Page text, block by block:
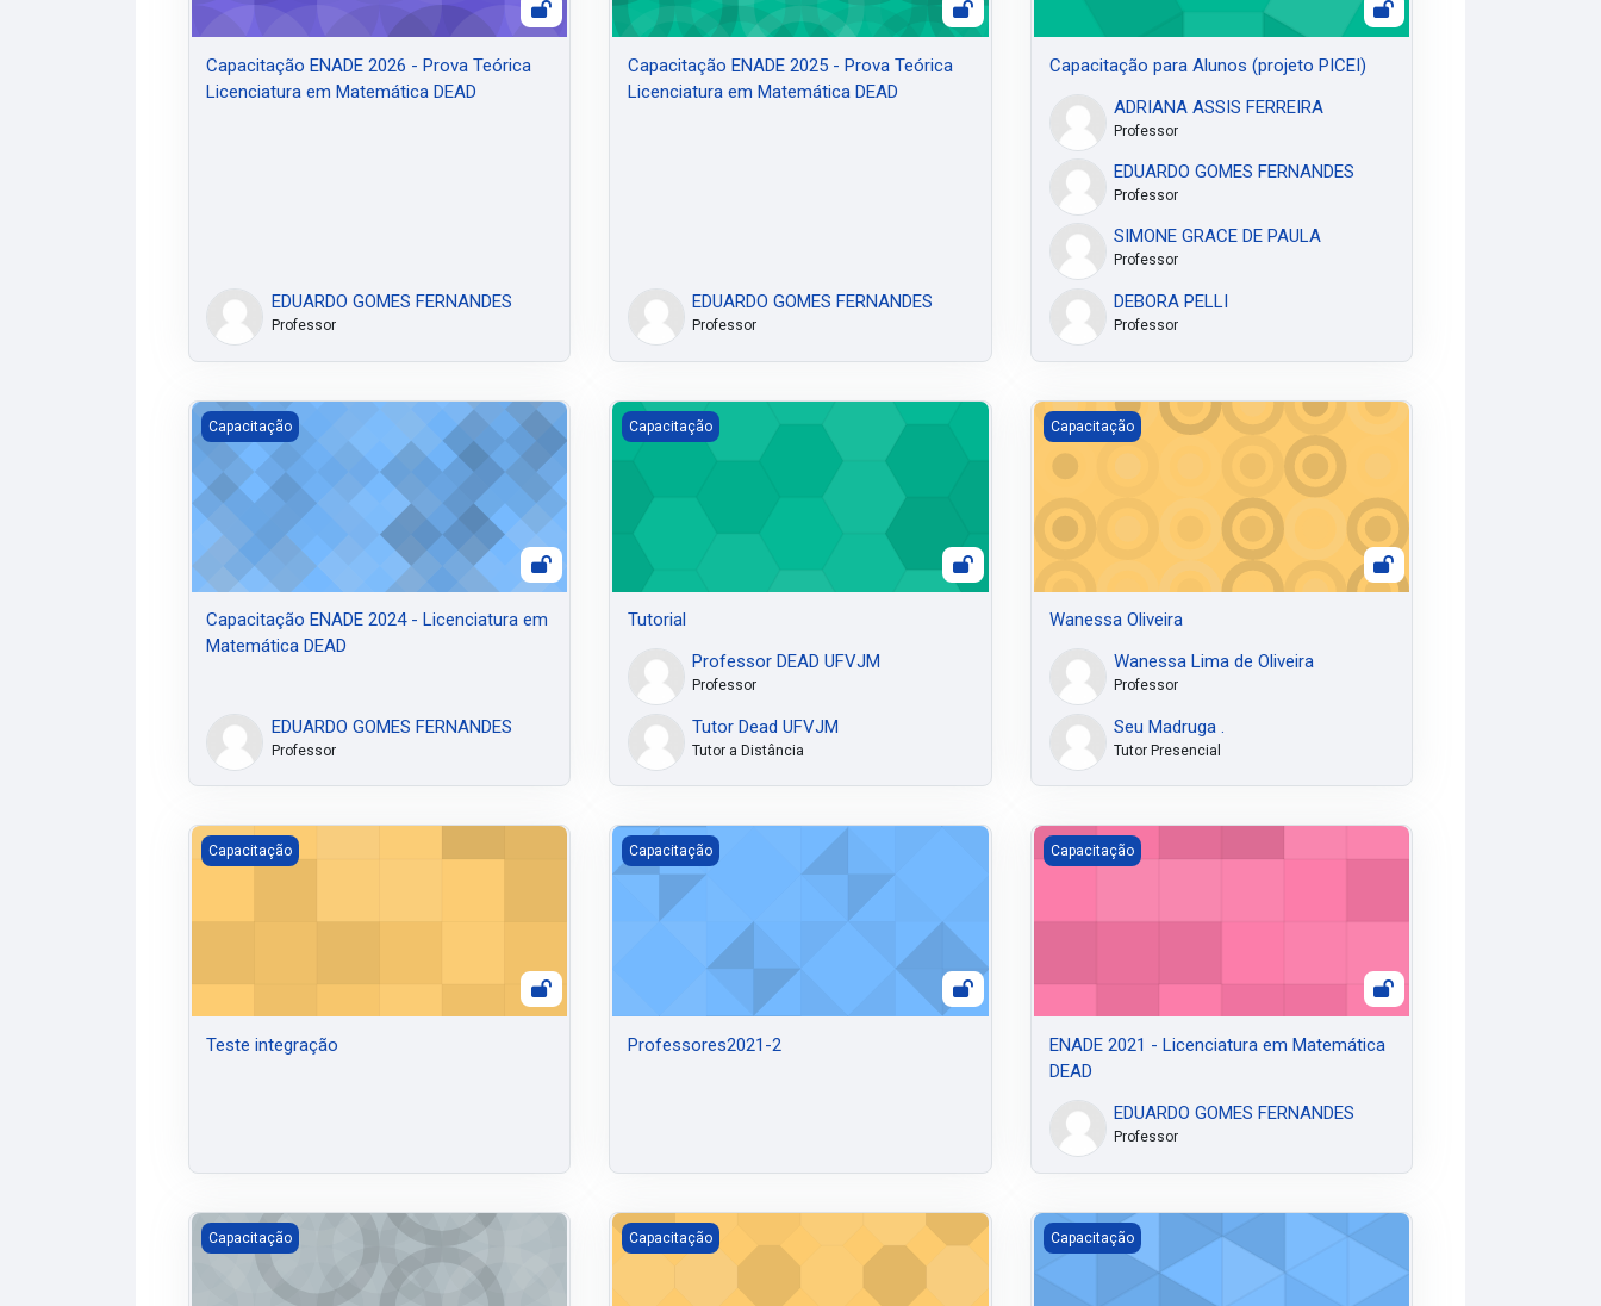
Capacitação ENADE 2026 - Prova Teórica
Licenciatura em Matemática DEAD
EDUARDO GOMES FERNANDES
Professor
Capacitação ENADE 2025 - Prova Teórica
Licenciatura em Matemática DEAD
EDUARDO GOMES FERNANDES
Professor
Capacitação para Alunos (projeto PICEI)
ADRIANA ASSIS FERREIRA
Professor
EDUARDO GOMES FERNANDES
Professor
SIMONE GRACE DE PAULA
Professor
DEBORA PELLI
Professor
Capacitação ENADE 2024 - Licenciatura em Matemática DEAD
Capacitação
Capacitação ENADE 2024 - Licenciatura em
Matemática DEAD
EDUARDO GOMES FERNANDES
Professor
Tutorial
Capacitação
Tutorial
Professor DEAD UFVJM
Professor
Tutor Dead UFVJM
Tutor a Distância
Wanessa Oliveira
Capacitação
Wanessa Oliveira
Wanessa Lima de Oliveira
Professor
Seu Madruga .
Tutor Presencial
Teste integração
Capacitação
Teste integração
Professores2021-2
Capacitação
Professores2021-2
ENADE 2021 - Licenciatura em Matemática DEAD
Capacitação
ENADE 2021 - Licenciatura em Matemática
DEAD
EDUARDO GOMES FERNANDES
Professor
Importar
Capacitação Teste4
Capacitação Introdução ao Moodle
Capacitação